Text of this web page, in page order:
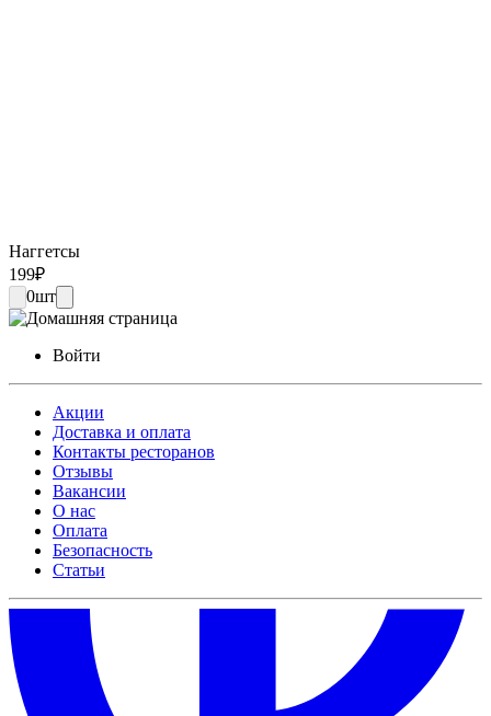
Наггетсы
199₽
0шт
Войти
Акции
Доставка и оплата
Контакты ресторанов
Отзывы
Вакансии
О нас
Оплата
Безопасность
Статьи